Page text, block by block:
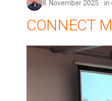
8. November 2025 in
CONNECT